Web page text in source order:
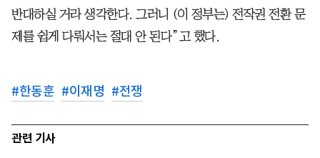
반대하실 거라 생각한다. 그러니 (이 정부는) 전작권 전환 문
제를 쉽게 다뤄서는 절대 안 된다”고 했다.
#한동훈 #이재명 #전쟁
관련 기사